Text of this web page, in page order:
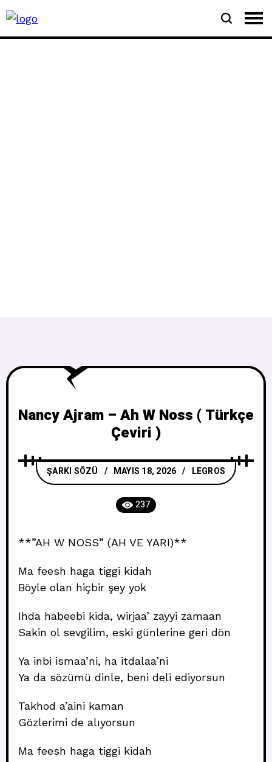
Nancy Ajram – Ah W Noss ( Türkçe
Çeviri )
ŞARKI SÖZÜ MAYIS 18, 2026 LEGROS
237
**”AH W NOSS” (AH VE YARI)**
Ma feesh haga tiggi kidah
Böyle olan hiçbir şey yok
Ihda habeebi kida, wirjaa’ zayyi zamaan
Sakin ol sevgilim, eski günlerine geri dön
Ya inbi ismaa’ni, ha itdalaa’ni
Ya da sözümü dinle, beni deli ediyorsun
Takhod a’aini kaman
Gözlerimi de alıyorsun
Ma feesh haga tiggi kidah